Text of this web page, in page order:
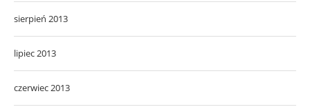
sierpień 2013
lipiec 2013
czerwiec 2013